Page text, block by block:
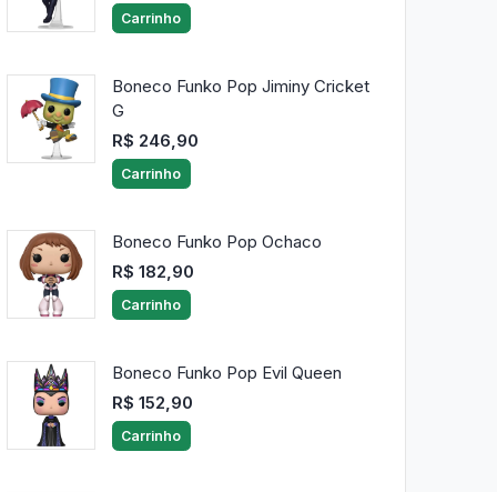
Carrinho
Boneco Funko Pop Jiminy Cricket
G
R$ 246,90
Carrinho
Boneco Funko Pop Ochaco
R$ 182,90
Carrinho
Boneco Funko Pop Evil Queen
R$ 152,90
Carrinho